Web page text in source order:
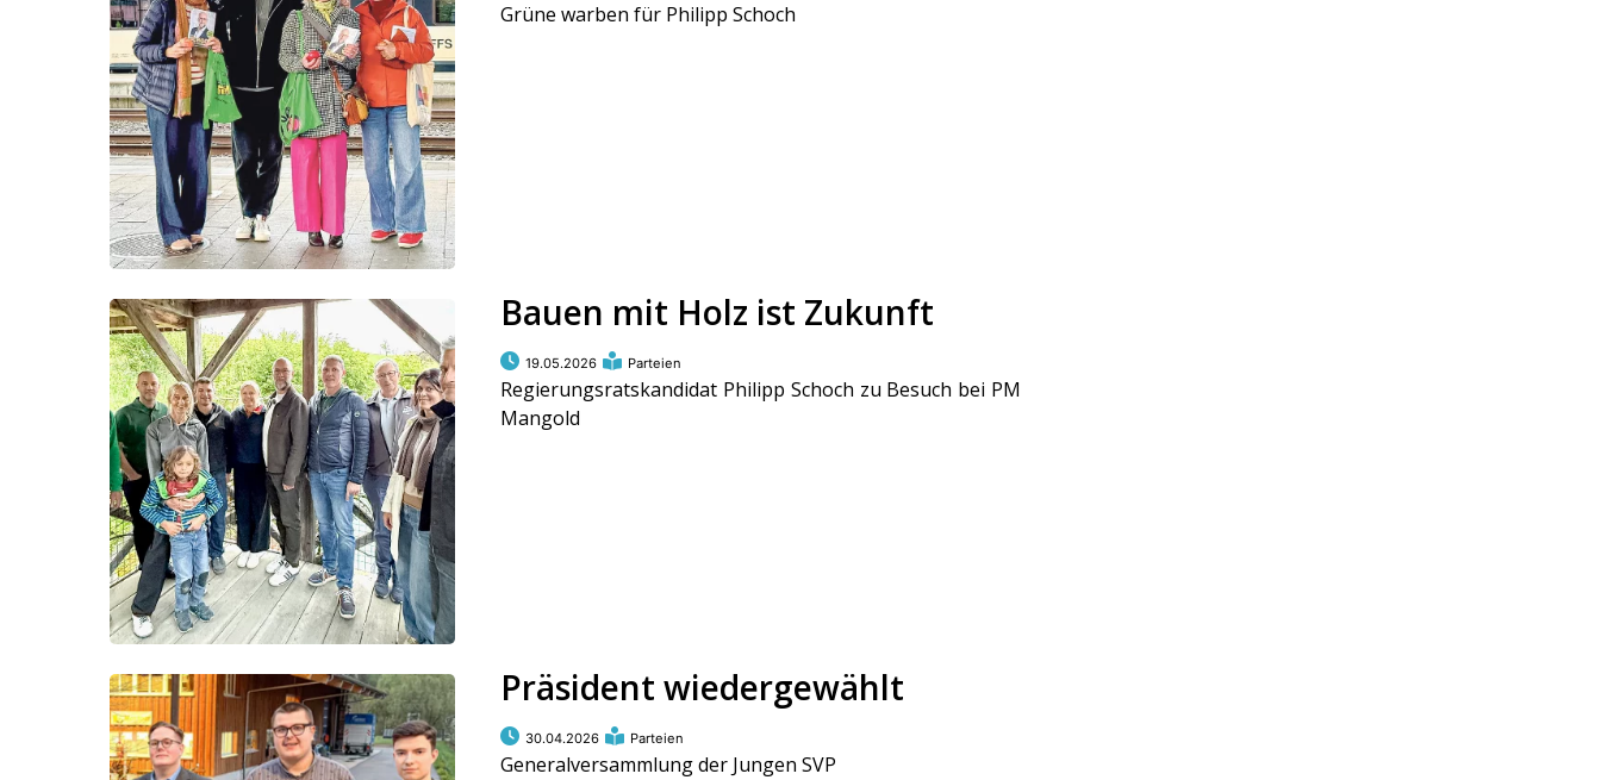
Grüne warben für Philipp Schoch
Bauen mit Holz ist Zukunft
19.05.2026 Parteien
Regierungsratskandidat Philipp Schoch zu Besuch bei PM
Mangold
Präsident wiedergewählt
30.04.2026 Parteien
Generalversammlung der Jungen SVP